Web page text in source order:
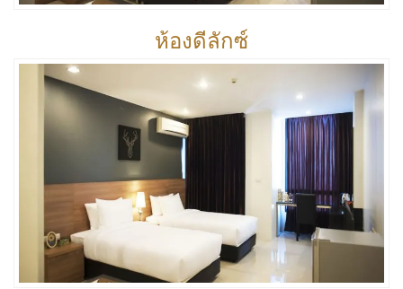
ห้องดีลักซ์